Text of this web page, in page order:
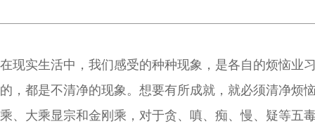
在现实生活中，我们感受的种种现象，是各自的烦恼业
的，都是不清净的现象。想要有所成就，就必须清净烦
乘、大乘显宗和金刚乘，对于贪、嗔、痴、慢、疑等五